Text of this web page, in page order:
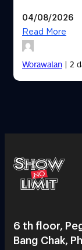
04/08/2026
Read More
Worawalan| 2
6 th floor,
Bang Chak,